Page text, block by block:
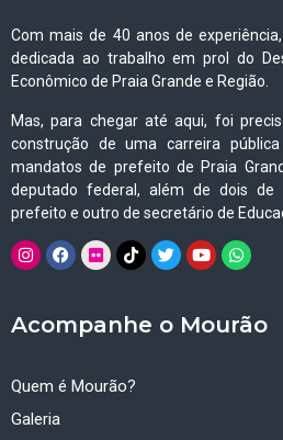
Com mais de 40 anos de
dedicada ao trabalho em prol do
Econômico de Praia Grande e Região.
Mas, para chegar até aqui, foi
construção de uma carreira
mandatos de prefeito de Praia
deputado federal, além de dois de
prefeito e outro de secretário de
Acompanhe o Mourão
Quem é Mourão?
Galeria